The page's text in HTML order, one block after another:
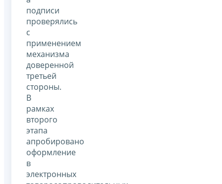
подписи
проверялись
с
применением
механизма
доверенной
третьей
стороны.
В
рамках
второго
этапа
апробировано
оформление
в
электронных